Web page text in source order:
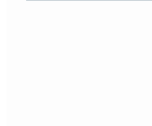
baugebundenen Monumentalmalerei,